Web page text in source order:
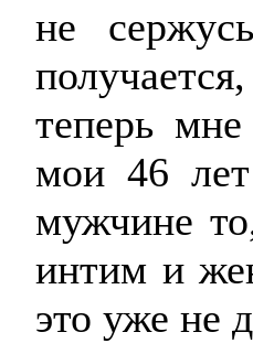
не
теперь
мои 46
мужчине
интим и
это уже не